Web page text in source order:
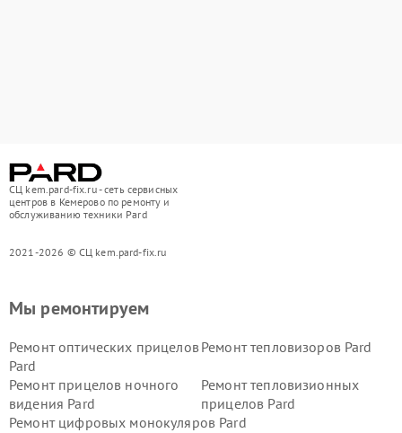
СЦ kem.pard-fix.ru - сеть сервисных
центров в Кемерово по ремонту и
обслуживанию техники Pard
2021-2026 © СЦ kem.pard-fix.ru
Мы ремонтируем
Ремонт оптических прицелов
Pard
Ремонт тепловизоров Pard
Ремонт прицелов ночного
видения Pard
Ремонт тепловизионных
прицелов Pard
Ремонт цифровых монокуляров Pard